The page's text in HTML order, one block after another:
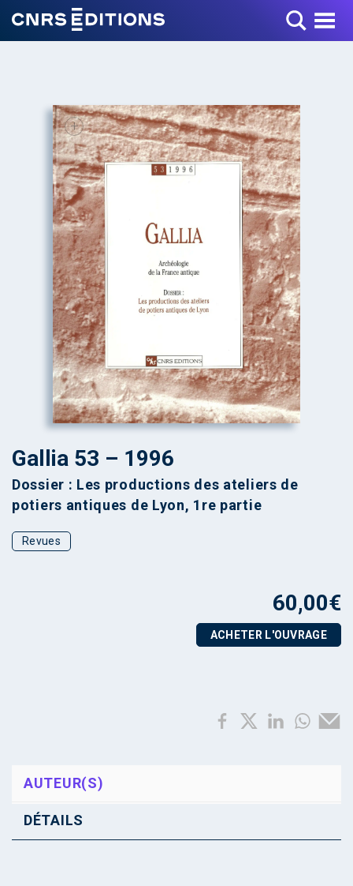
Toggle Menu
+
Gallia 53 – 1996
Dossier : Les productions des ateliers de
potiers antiques de Lyon, 1re partie
Revues
60,00€
ACHETER L'OUVRAGE
AUTEUR(S)
DÉTAILS